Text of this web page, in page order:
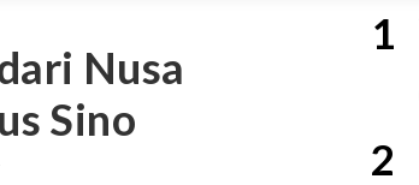
Nusa
Sino
1
2